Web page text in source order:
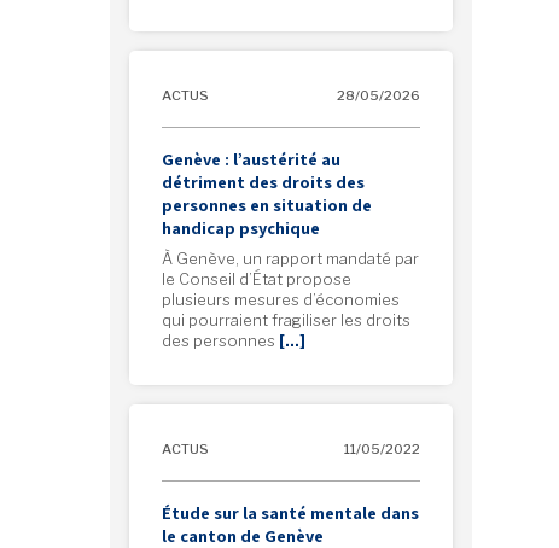
ACTUS 28/05/2026
Genève : l’austérité au
détriment des droits des
personnes en situation de
handicap psychique
À Genève, un rapport mandaté par
le Conseil d’État propose
plusieurs mesures d’économies
qui pourraient fragiliser les droits
des personnes […]
ACTUS 11/05/2022
Étude sur la santé mentale dans
le canton de Genève